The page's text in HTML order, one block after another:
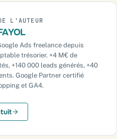
?
en visio ou sur place
L'AUTEUR
Ads freelance depuis
trésorier. +4 M€ de
+140 000 leads générés, +40
Google Partner certifié
et GA4.